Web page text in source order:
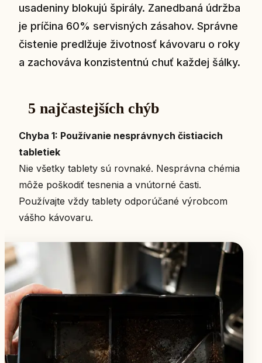
usadeniny blokujú špirály. Zanedbaná údržba
je príčina 60% servisných zásahov. Správne
čistenie predlžuje životnosť kávovaru o roky
a zachováva konzistentnú chuť každej šálky.
5 najčastejších chýb
Chyba 1: Používanie nesprávnych čistiacich
tabletiek
Nie všetky tablety sú rovnaké. Nesprávna chémia
môže poškodiť tesnenia a vnútorné časti.
Používajte vždy tablety odporúčané výrobcom
vášho kávovaru.